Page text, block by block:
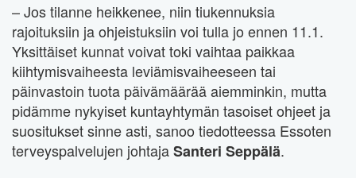
– Jos tilanne heikkenee, niin tiukennuksia
rajoituksiin ja ohjeistuksiin voi tulla jo ennen 11.1.
Yksittäiset kunnat voivat toki vaihtaa paikkaa
kiihtymisvaiheesta leviämisvaiheeseen tai
päinvastoin tuota päivämäärää aiemminkin, mutta
pidämme nykyiset kuntayhtymän tasoiset ohjeet ja
suositukset sinne asti, sanoo tiedotteessa Essoten
terveyspalvelujen johtajaSanteri Seppälä.